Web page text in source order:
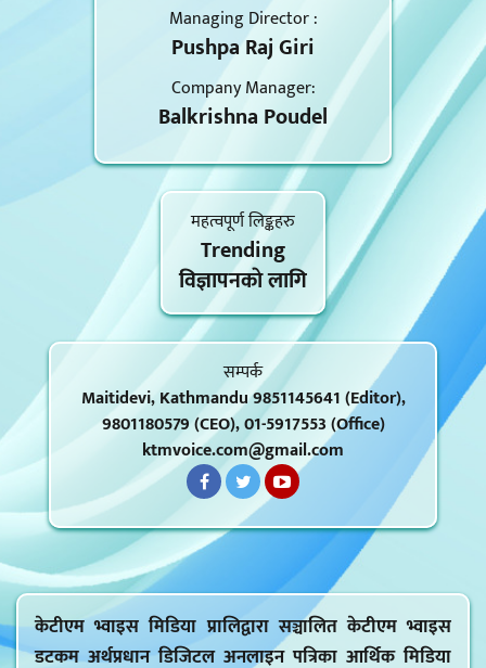
Managing Director :
Pushpa Raj Giri
Company Manager:
Balkrishna Poudel
महत्वपूर्ण लिङ्कहरु
Trending
विज्ञापनकाे लागि
सम्पर्क
Maitidevi, Kathmandu 9851145641 (Editor),
9801180579 (CEO), 01-5917553 (Office)
ktmvoice.com@gmail.com
केटीएम भ्वाइस मिडिया प्रालिद्वारा सञ्चालित केटीएम भ्वाइस
डटकम अर्थप्रधान डिजिटल अनलाइन पत्रिका आर्थिक मिडिया